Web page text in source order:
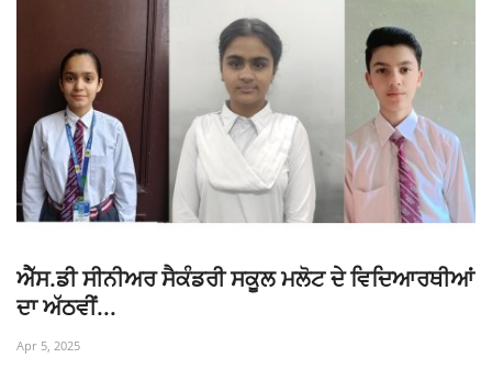
ਐੱਸ.ਡੀ ਸੀਨੀਅਰ ਸੈਕੰਡਰੀ ਸਕੂਲ ਮਲੋਟ ਦੇ ਵਿਦਿਆਰਥੀਆਂ
ਦਾ ਅੱਠਵੀਂ...
Apr 5, 2025